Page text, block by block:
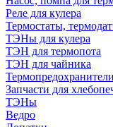
Реле для кулера
Термостаты,
ТЭНы для кулера
ТЭН для термопота
ТЭН для чайника
Термопредохранители
Запчасти для
ТЭНы
Ведро